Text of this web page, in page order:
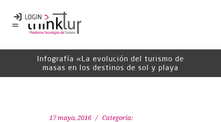
Infografía «La evolución del turismo de
masas en los destinos de sol y playa
17 mayo, 2016 Categoría: